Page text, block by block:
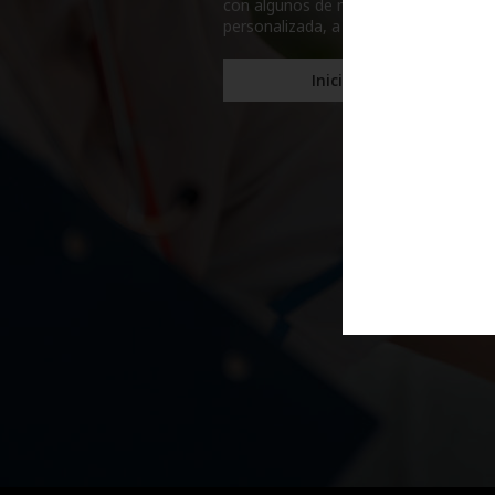
con algunos de nuestros
personalizada, a cargo de
Iniciar sesión